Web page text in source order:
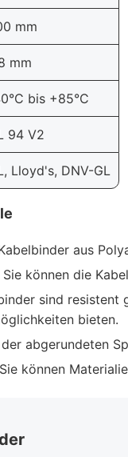
mm
mm
bis +85°C
94 V2
Lloyd's, DNV-GL
aus
Sie können die
sind resistent
bieten.
abgerundeten
Sie können